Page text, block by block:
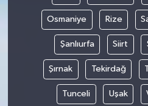
Osmaniye Rize
Şanlıurfa Siirt
Şırnak Tekirdağ
Tunceli Uşak